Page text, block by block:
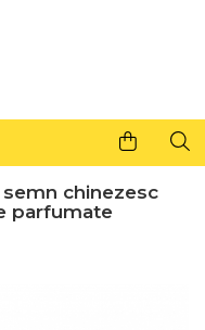
chinezesc
parfumate